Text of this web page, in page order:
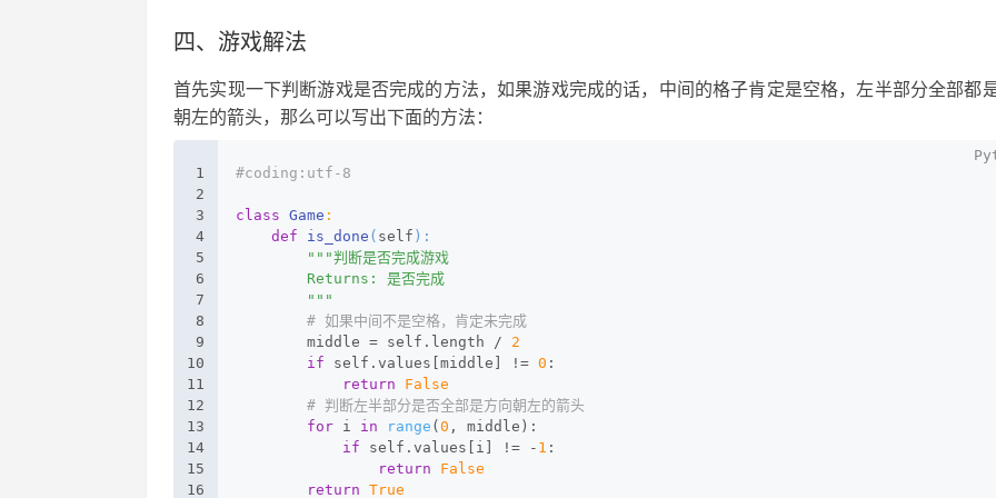
四、游戏解法
首先实现一下判断游戏是否完成的方法，如果游戏完成的话，中间的格子肯定是空格，左半部分全部都
朝左的箭头，那么可以写出下面的方法：
1
2
3
4
5
6
7
8
9
10
11
12
13
14
15
16
#coding:utf-8
class Game :
def
is_done ( self ):
"""判断是否完成游戏
        Returns: 是否完成
        """
# 如果中间不是空格，肯定未完成
        middle = self.length /
2
if self.values[middle] != 0 :
return
False
# 判断左半部分是否全部是方向朝左的箭头
for i in range ( 0 , middle):
if self.values[i] != - 1 :
return
False
return True